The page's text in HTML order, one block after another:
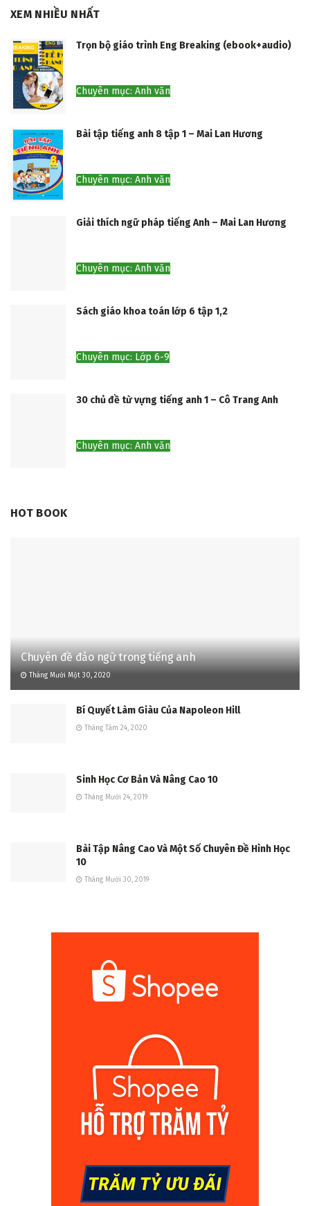
XEM NHIỀU NHẤT
Trọn bộ giáo trình Eng Breaking (ebook+audio)
Chuyên mục: Anh văn
Bài tập tiếng anh 8 tập 1 – Mai Lan Hương
Chuyên mục: Anh văn
Giải thích ngữ pháp tiếng Anh – Mai Lan Hương
Chuyên mục: Anh văn
Sách giáo khoa toán lớp 6 tập 1,2
Chuyên mục: Lớp 6-9
30 chủ đề từ vựng tiếng anh 1 – Cô Trang Anh
Chuyên mục: Anh văn
HOT BOOK
Chuyên đề đảo ngữ trong tiếng anh
Tháng Mười Một 30, 2020
Bí Quyết Làm Giàu Của Napoleon Hill
Tháng Tám 24, 2020
Sinh Học Cơ Bản Và Nâng Cao 10
Tháng Mười 24, 2019
Bài Tập Nâng Cao Và Một Số Chuyên Đề Hình Học
10
Tháng Mười 30, 2019